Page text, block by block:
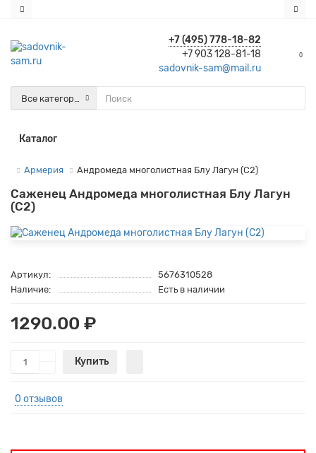
+7 (495) 778-18-82
+7 903 128-81-18
sadovnik-sam@mail.ru
0
Все категории
Каталог
Армерия Андромеда многолистная Блу Лагун (С2)
Саженец Андромеда многолистная Блу Лагун
(С2)
Артикул:
5676310528
Наличие:
Есть в наличии
1290.00 ₽
Купить
0 отзывов